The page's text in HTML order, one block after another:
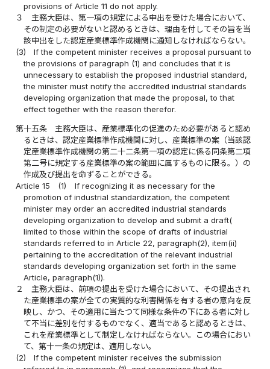
provisions of Article 11 do not apply.
３
主務大臣は、第一項の規定による申出を受けた場合において、
その制定の必要がないと認めるときは、理由を付してその旨を当
該申出をした認定産業標準作成機関に通知しなければならない。
(3)
If the competent minister receives a proposal pursuant to
the provisions of paragraph (1) and concludes that it is
unnecessary to establish the proposed industrial standard,
the minister must notify the accredited industrial standards
developing organization that made the proposal, to that
effect together with the reason therefor.
第十五条
主務大臣は、産業標準化の促進のため必要があると認め
るときは、認定産業標準作成機関に対し、産業標準の案（当該認
定産業標準作成機関の第二十二条第一項の認定に係る同条第二項
第二号に規定する産業標準の案の範囲に属するものに限る。）の
作成及び提出を命ずることができる。
Article 15
(1)
If recognizing it as necessary for the
promotion of industrial standardization, the competent
minister may order an accredited industrial standards
developing organization to develop and submit a draft(
limited to those within the scope of drafts of industrial
standards referred to in Article 22, paragraph(2), item(ii)
pertaining to the accreditation of the relevant industrial
standards developing organization set forth in the same
Article, paragraph(1)).
２
主務大臣は、前項の提出を受けた場合において、その提出され
た産業標準の案が全ての実質的な利害関係を有する者の意向を反
映し、かつ、その適用に当たつて同様な条件の下にある者に対し
て不当に差別を付するものでなく、適当であると認めるときは、
これを産業標準として制定しなければならない。この場合におい
て、第十一条の規定は、適用しない。
(2)
If the competent minister receives the submission